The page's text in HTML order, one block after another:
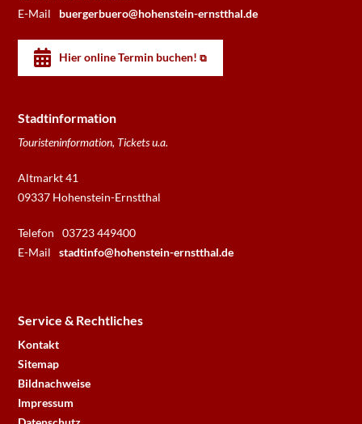
E-Mail
buergerbuero@hohenstein-ernstthal.de
Hier online Termin buchen!
Stadtinformation
Touristeninformation, Tickets u.a.
Altmarkt 41
09337 Hohenstein-Ernstthal
Telefon
03723 449400
E-Mail
stadtinfo@hohenstein-ernstthal.de
Service & Rechtliches
Kontakt
Sitemap
Bildnachweise
Impressum